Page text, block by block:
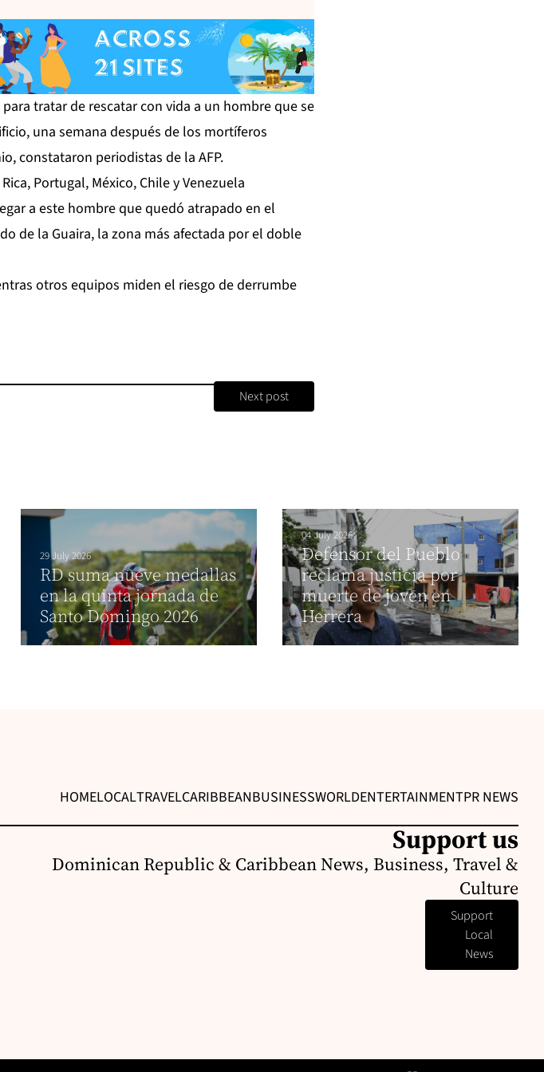
tratar de rescatar con vida a un hombre que se
una semana después de los mortíferos
constataron periodistas de la AFP.
Portugal, México, Chile y Venezuela
a este hombre que quedó atrapado en el
de la Guaira, la zona más afectada por el doble
otros equipos miden el riesgo de derrumbe
Next post
29 July 2026
RD suma nueve medallas
en la quinta jornada de
Santo Domingo 2026
04 July 2026
Defensor del Pueblo
reclama justicia por
muerte de joven en
Herrera
HOMELOCALTRAVELCARIBBEANBUSINESSWORLDENTERTAINMENTPR NEWS
Support us
Dominican Republic & Caribbean News, Business, Travel &
Culture
Support
Local
News